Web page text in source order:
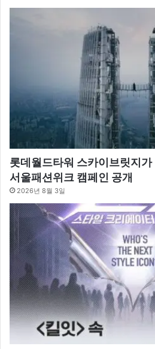
롯데월드타워 스카이브릿지
서울패션위크 캠페인 공개
2026년 8월 3일